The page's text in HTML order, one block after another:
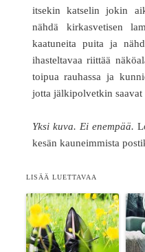
itsekin katselin jokin
nähdä kirkasvetisen
kaatuneita puita ja
ihasteltavaa riittää
toipua rauhassa ja
jotta jälkipolvetkin saavat
Yksi kuva. Ei enempää.
kesän kauneimmista
LISÄÄ LUETTAVAA